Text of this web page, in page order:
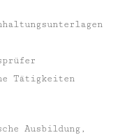
Tätigkeiten
Ausbildung,